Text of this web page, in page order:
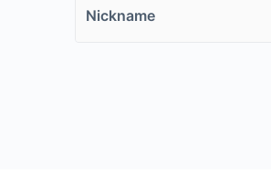
Nickname